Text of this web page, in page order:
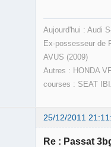
Aujourd'hui : Audi
Ex-possesseur de
AVUS (2009)
Autres : HONDA
courses : SEAT
25/12/2011
Re : Passat